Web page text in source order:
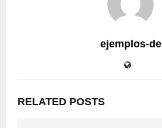
ejemplos-de
RELATED POSTS